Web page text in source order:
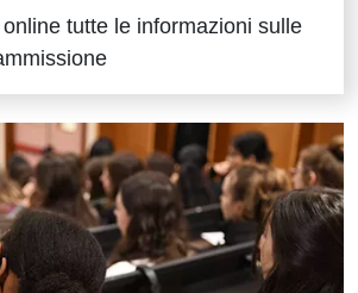
tutte le informazioni sulle